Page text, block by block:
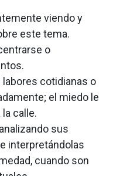
viendo y
este tema.
o
cotidianas o
el miedo le
calle.
sus
interpretándolas
cuando son